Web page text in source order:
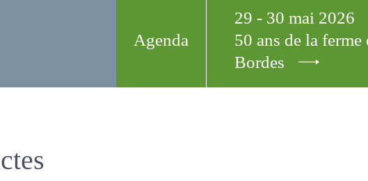
Agenda
29 - 30 mai 2026
50 ans de la
Bordes